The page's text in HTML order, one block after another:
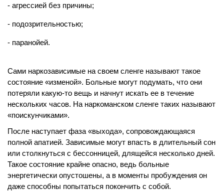
агрессией без причины;
подозрительностью;
паранойей.
Сами наркозависимые на своем сленге называют такое
состояние «изменой». Больные могут подумать, что они
потеряли какую-то вещь и начнут искать ее в течение
нескольких часов. На наркоманском сленге таких называют
«поискунчиками».
После наступает фаза «выхода», сопровождающаяся
полной апатией. Зависимые могут впасть в длительный сон
или столкнуться с бессонницей, длящейся несколько дней.
Такое состояние крайне опасно, ведь больные
энергетически опустошены, а в моменты пробуждения он
даже способны попытаться покончить с собой.